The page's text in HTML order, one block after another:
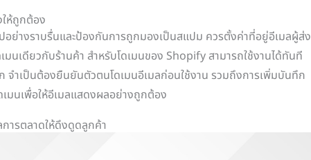
ห้ถูกต้อง
ปอย่างราบรื่นและป้องกันการถูกมองเป็นสแปม ควรตั้งค่าที่อยู่อีเมลผู้ส่ง
มนเดียวกับร้านค้า สำหรับโดเมนของ Shopify สามารถใช้งานได้ทันที
จำเป็นต้องยืนยันตัวตนโดเมนอีเมลก่อนใช้งาน รวมถึงการเพิ่มบันทึก
เมนเพื่อให้อีเมลแสดงผลอย่างถูกต้อง
การตลาดให้ดึงดูดลูกค้า